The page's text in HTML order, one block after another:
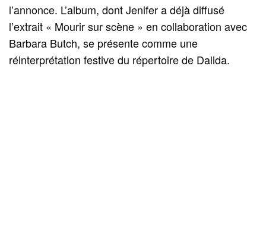
l’annonce. L’album, dont Jenifer a déjà diffusé
l’extrait « Mourir sur scène » en collaboration avec
Barbara Butch, se présente comme une
réinterprétation festive du répertoire de Dalida.